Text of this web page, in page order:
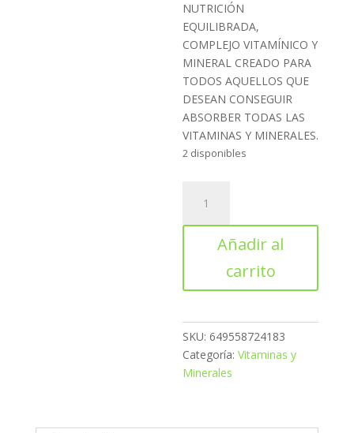
NUTRICIÓN
EQUILIBRADA,
COMPLEJO VITAMÍNICO Y
MINERAL CREADO PARA
TODOS AQUELLOS QUE
DESEAN CONSEGUIR
ABSORBER TODAS LAS
VITAMINAS Y MINERALES.
2 disponibles
Multivitamínico
cantidadAñadir al
carrito
SKU:649558724183
Categoría:Vitaminas y
Minerales